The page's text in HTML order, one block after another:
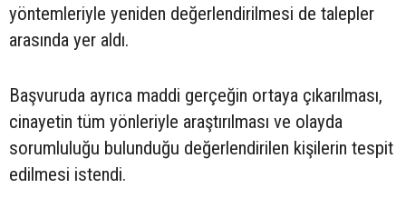
yöntemleriyle yeniden değerlendirilmesi de talepler
arasında yer aldı.
Başvuruda ayrıca maddi gerçeğin ortaya çıkarılması,
cinayetin tüm yönleriyle araştırılması ve olayda
sorumluluğu bulunduğu değerlendirilen kişilerin tespit
edilmesi istendi.